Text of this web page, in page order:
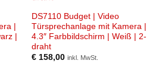
|
|
DS7110 Budget | Video
Türsprechanlage mit Kamera |
4.3″ Farbbildschirm | Weiß | 2-
draht
€158,00 inkl. MwSt.